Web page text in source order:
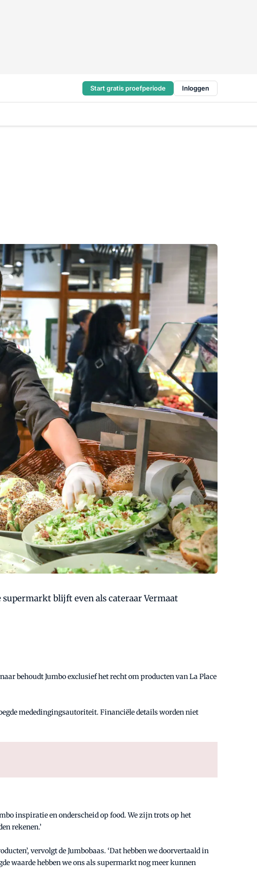
Start gratis proefperiode Inloggen
supermarkt blijft even als cateraar Vermaat
behoudt Jumbo exclusief het recht om producten van La Place
mededingingsautoriteit. Financiële details worden niet
inspiratie en onderscheid op food. We zijn trots op het
rekenen.’
vervolgt de Jumbobaas. ‘Dat hebben we doorvertaald in
waarde hebben we ons als supermarkt nog meer kunnen